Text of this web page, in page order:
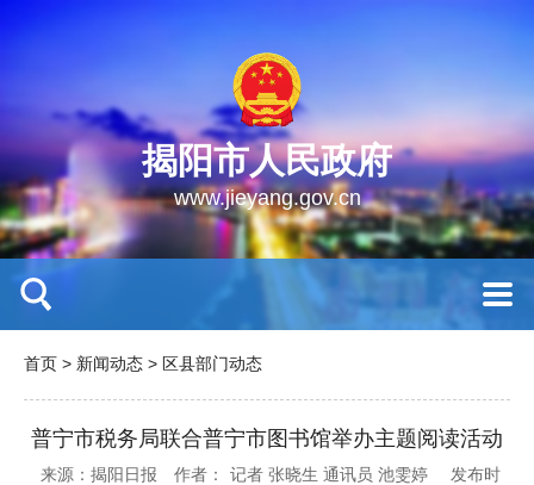
揭阳市人民政府
www.jieyang.gov.cn
首页 > 新闻动态 > 区县部门动态
普宁市税务局联合普宁市图书馆举办主题阅读活动
来源：揭阳日报 作者： 记者 张晓生 通讯员 池雯婷
发布时